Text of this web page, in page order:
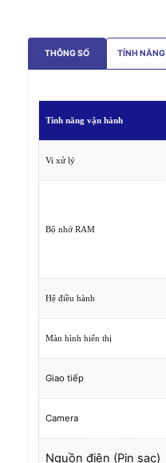
THÔNG SỐ TÍNH NĂNG
Tính năng vận hành
Vi xử lý
Bộ nhớ RAM
Hệ điều hành
Màn hình hiển thị
Giao tiếp
Camera
Nguồn điện (Pin sạc)